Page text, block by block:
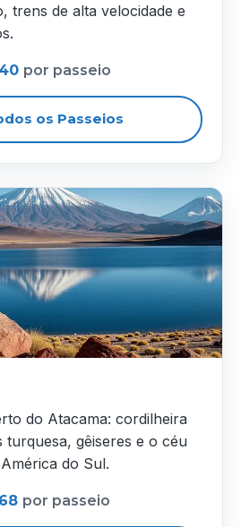
trens de alta velocidade e
por passeio
os Passeios
do Atacama: cordilheira
turquesa, gêiseres e o céu
do Sul.
por passeio